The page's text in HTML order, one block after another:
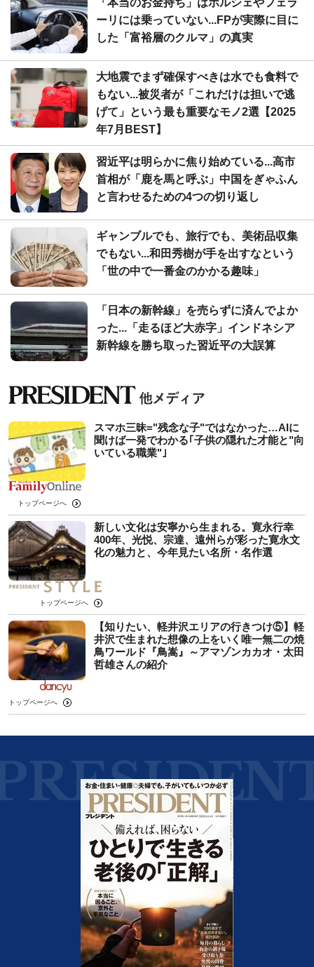
「本当のお金持ち」はポルシェやフェラ
ーリには乗っていない...FPが実際に目に
した「富裕層のクルマ」の真実
大地震でまず確保すべきは水でも食料で
もない...被災者が「これだけは担いで逃
げて」という最も重要なモノ2選【2025
年7月BEST】
習近平は明らかに焦り始めている...高市
首相が「鹿を馬と呼ぶ」中国をぎゃふん
と言わせるための4つの切り返し
ギャンブルでも、旅行でも、美術品収集
でもない...和田秀樹が手を出すなという
「世の中で一番金のかかる趣味」
「日本の新幹線」を売らずに済んでよか
った...「走るほど大赤字」インドネシア
新幹線を勝ち取った習近平の大誤算
スマホ三昧="残念な子"ではなかった…AIに
聞けば一発でわかる｢子供の隠れた才能と"向
いている職業"｣
トップページへ
新しい文化は安寧から生まれる。寛永行幸
400年、光悦、宗達、遠州らが彩った寛永文
化の魅力と、今年見たい名所・名作選
トップページへ
【知りたい、軽井沢エリアの行きつけ⑤】軽
井沢で生まれた想像の上をいく唯一無二の焼
鳥ワールド『鳥嵩』～アマゾンカカオ・太田
哲雄さんの紹介
トップページへ